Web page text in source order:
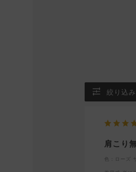
絞り込み
肩こり
色：ローズ